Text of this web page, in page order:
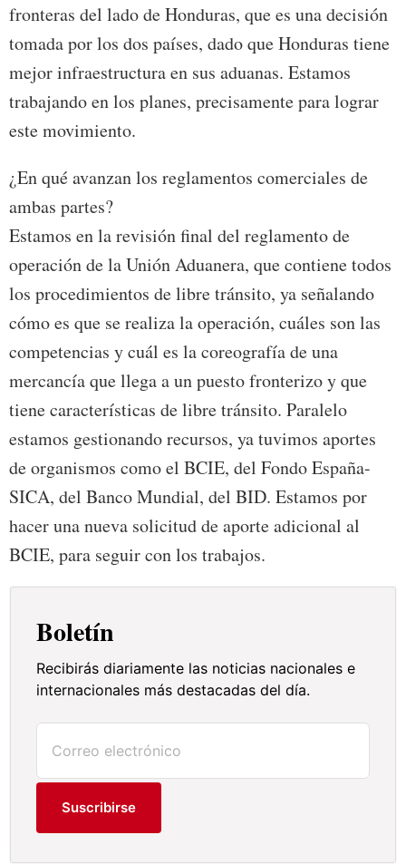
fronteras del lado de Honduras, que es una decisión
tomada por los dos países, dado que Honduras tiene
mejor infraestructura en sus aduanas. Estamos
trabajando en los planes, precisamente para lograr
este movimiento.
¿En qué avanzan los reglamentos comerciales de
ambas partes?
Estamos en la revisión final del reglamento de
operación de la Unión Aduanera, que contiene todos
los procedimientos de libre tránsito, ya señalando
cómo es que se realiza la operación, cuáles son las
competencias y cuál es la coreografía de una
mercancía que llega a un puesto fronterizo y que
tiene características de libre tránsito. Paralelo
estamos gestionando recursos, ya tuvimos aportes
de organismos como el BCIE, del Fondo España-
SICA, del Banco Mundial, del BID. Estamos por
hacer una nueva solicitud de aporte adicional al
BCIE, para seguir con los trabajos.
Boletín
Recibirás diariamente las noticias nacionales e
internacionales más destacadas del día.
Suscribirse